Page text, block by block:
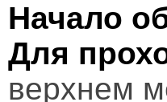
Начало
Для
верхнем